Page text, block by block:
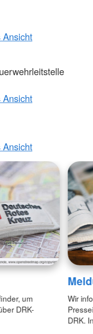
Ansicht
Ansicht
Ansicht
um
DRK-
Wir
DRK.